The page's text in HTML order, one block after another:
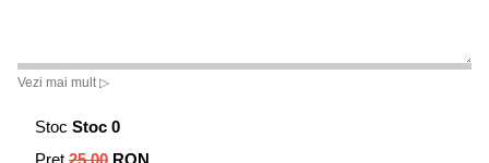
Vezi mai mult ▷
Stoc Stoc 0
Preț 25.00 RON